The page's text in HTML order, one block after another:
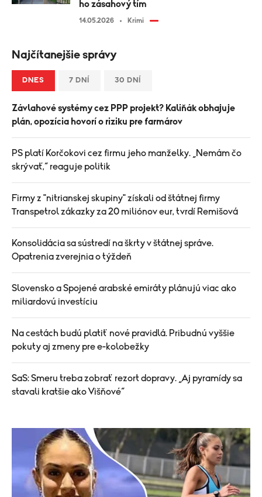
ho zásahový tím
14.05.2026 Krimi
Najčítanejšie správy
DNES 7 DNÍ 30 DNÍ
Závlahové systémy cez PPP projekt? Kaliňák obhajuje
plán, opozícia hovorí o riziku pre farmárov
PS platí Korčokovi cez firmu jeho manželky. „Nemám čo
skrývať,“ reaguje politik
Firmy z "nitrianskej skupiny" získali od štátnej firmy
Transpetrol zákazky za 20 miliónov eur, tvrdí Remišová
Konsolidácia sa sústredí na škrty v štátnej správe.
Opatrenia zverejnia o týždeň
Slovensko a Spojené arabské emiráty plánujú viac ako
miliardovú investíciu
Na cestách budú platiť nové pravidlá. Pribudnú vyššie
pokuty aj zmeny pre e-kolobežky
SaS: Smeru treba zobrať rezort dopravy. „Aj pyramídy sa
stavali kratšie ako Višňové“